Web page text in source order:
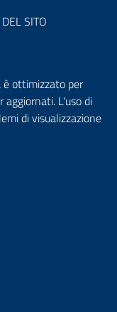
SITO
è ottimizzato per
aggiornati. L'uso di
di visualizzazione